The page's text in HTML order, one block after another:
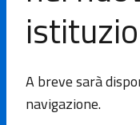
A breve sarà
navigazione.
L'Agenzia